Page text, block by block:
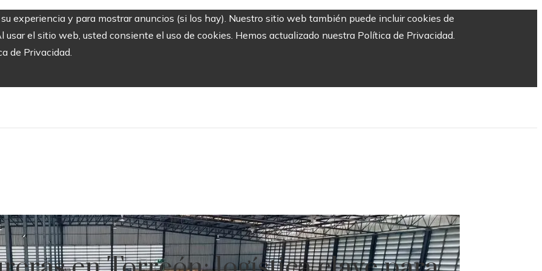
experiencia y para mostrar anuncios (si los hay). Nuestro sitio web también puede incluir cookies de
el sitio web, usted consiente el uso de cookies. Hemos actualizado nuestra Política de Privacidad.
de Privacidad.